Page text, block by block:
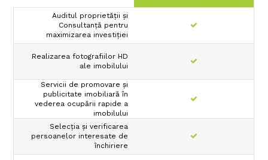
Auditul proprietății și
Consultanţă pentru
maximizarea investiţiei
Realizarea fotografiilor HD
ale imobilului
Servicii de promovare şi
publicitate imobiliară în
vederea ocupării rapide a
imobilului
Selecţia şi verificarea
persoanelor interesate de
închiriere